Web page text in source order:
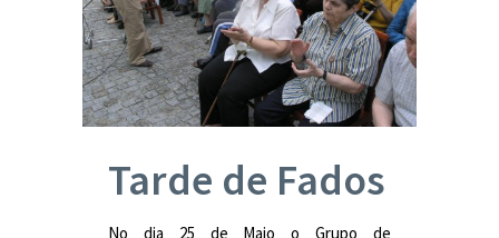
Tarde de Fados
No dia 25 de Maio o Grupo de